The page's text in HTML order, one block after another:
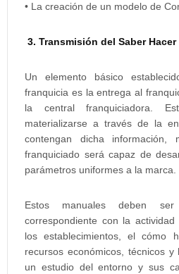
• La creación de un modelo de
3. Transmisión del Saber Hacer
Un elemento básico
franquicia es la entrega al
la central franquiciadora.
materializarse a través de la
contengan dicha información,
franquiciado será capaz de
parámetros uniformes a la marca.
Estos manuales deben ser
correspondiente con la
los establecimientos, el cómo
recursos económicos, técnicos
un estudio del entorno y sus